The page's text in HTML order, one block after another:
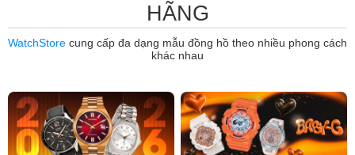
HÃNG
WatchStore cung cấp đa dạng mẫu đồng hồ theo nhiều phong cách
khác nhau